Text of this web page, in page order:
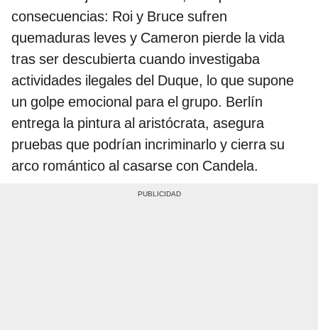
consecuencias: Roi y Bruce sufren
quemaduras leves y Cameron pierde la vida
tras ser descubierta cuando investigaba
actividades ilegales del Duque, lo que supone
un golpe emocional para el grupo. Berlín
entrega la pintura al aristócrata, asegura
pruebas que podrían incriminarlo y cierra su
arco romántico al casarse con Candela.